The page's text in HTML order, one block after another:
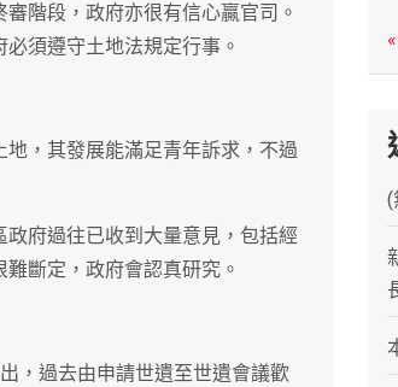
階段，政府亦很有信心贏官司。
須遵守土地法規定行事。
，其發展能滿足青年訴求，不過
府過往已收到大量意見，包括經
斷定，政府會認真研究。
，過去由申請世遺至世遺會議歡
(